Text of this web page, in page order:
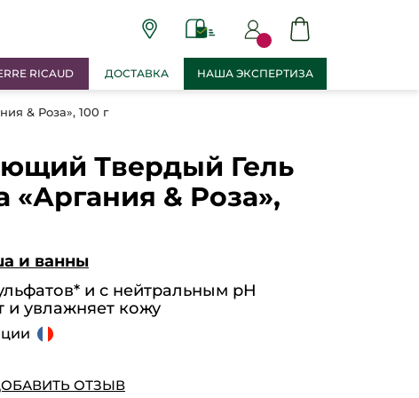
RICAUD ДОСТАВКА НАША ЭКСПЕРТИЗА
& Роза», 100 г
Твердый Гель
& Роза»,
и ванны
и с нейтральным pH
увлажняет кожу
ОТЗЫВ